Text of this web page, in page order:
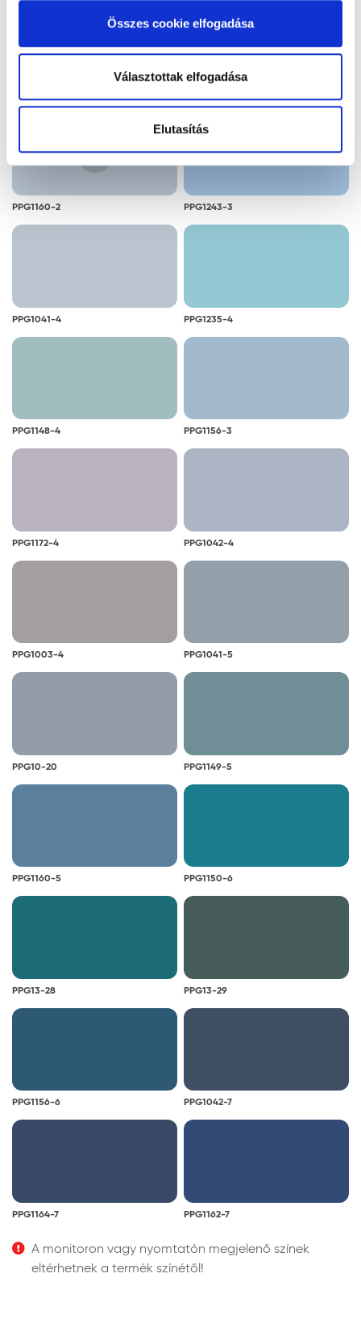
alkalmazását. A "Részletek megjelenítése” gombra
kattintással megismerheti és beállíthatja, hogy mely
cookie alkalmazását fogadja el.
Összes cookie elfogadása
Választottak elfogadása
Elutasítás
PPG1160-2 PPG1243-3
PPG1041-4 PPG1235-4
PPG1148-4 PPG1156-3
PPG1172-4 PPG1042-4
PPG1003-4 PPG1041-5
PPG10-20 PPG1149-5
PPG1160-5 PPG1150-6
PPG13-28 PPG13-29
PPG1156-6 PPG1042-7
PPG1164-7 PPG1162-7
A monitoron vagy nyomtatón megjelenő színek
eltérhetnek a termék színétől!